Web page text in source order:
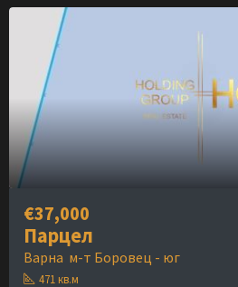
€37,000
Парцел
Варна м-т Боровец - юг
471 кв.м